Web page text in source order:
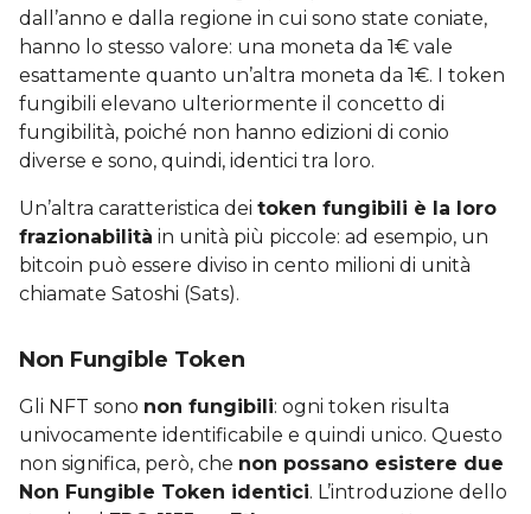
dall’anno e dalla regione in cui sono state coniate,
hanno lo stesso valore: una moneta da 1€ vale
esattamente quanto un’altra moneta da 1€. I token
fungibili elevano ulteriormente il concetto di
fungibilità, poiché non hanno edizioni di conio
diverse e sono, quindi, identici tra loro.
Un’altra caratteristica dei token fungibili è la loro
frazionabilità in unità più piccole: ad esempio, un
bitcoin può essere diviso in cento milioni di unità
chiamate Satoshi (Sats).
Non Fungible Token
Gli NFT sono non fungibili: ogni token risulta
univocamente identificabile e quindi unico. Questo
non significa, però, che non possano esistere due
Non Fungible Token identici. L’introduzione dello